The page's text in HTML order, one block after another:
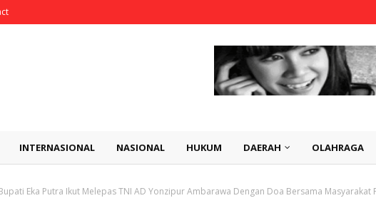
INTERNASIONAL NASIONAL HUKUM DAERAH OLAHRAGA
Eka Putra Ikut Melepas TNI AD Yonzipur Ambarawa Dengan Doa Bersama Masyarakat